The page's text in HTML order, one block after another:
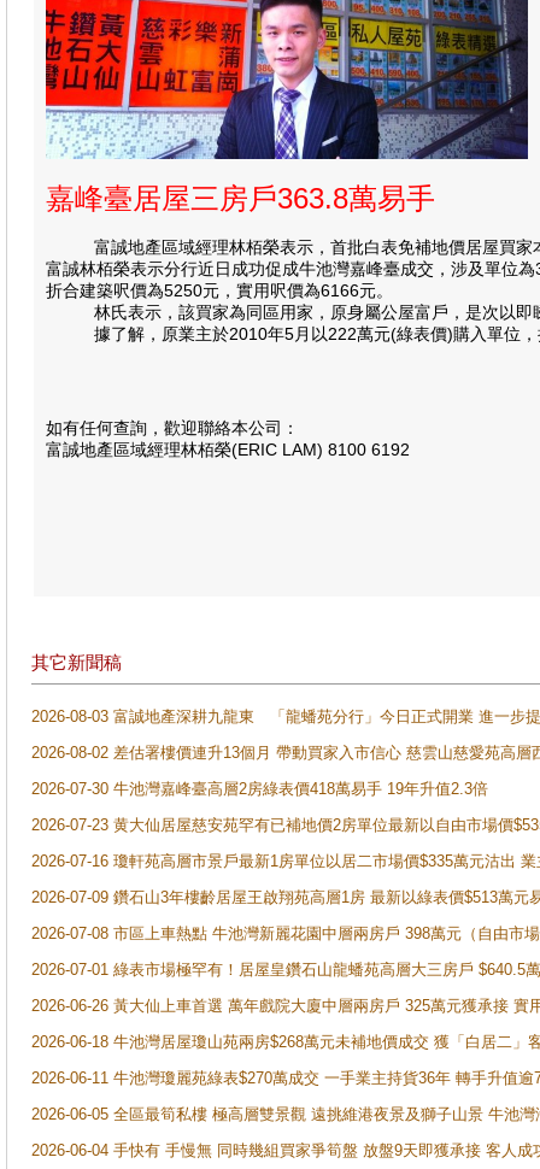
嘉峰臺居屋三房戶363.8萬易手
富誠地產區域經理林栢榮表示，首批白表免補地價居屋買家
富誠林栢榮表示分行近日成功促成牛池灣嘉峰臺成交，涉及單位
折合建築呎價為5250元，實用呎價為6166元。
林氏表示，該買家為同區用家，原身屬公屋富戶，是次以即睇
據了解，原業主於2010年5月以222萬元(綠表價)購入單位，
如有任何查詢，歡迎聯絡本公司：
富誠地產區域經理林栢榮(ERIC LAM) 8100 6192
其它新聞稿
2026-08-03 富誠地產深耕九龍東 「龍蟠苑分行」今日正式開業 進一步
2026-08-02 差估署樓價連升13個月 帶動買家入市信心 慈雲山慈愛苑高層
2026-07-30 牛池灣嘉峰臺高層2房綠表價418萬易手 19年升值2.3倍
2026-07-23 黄大仙居屋慈安苑罕有已補地價2房單位最新以自由市場價
2026-07-16 瓊軒苑高層市景戶最新1房單位以居二市場價$335萬元沽出
2026-07-09 鑽石山3年樓齡居屋王啟翔苑高層1房 最新以綠表價$513萬元
2026-07-08 市區上車熱點 牛池灣新麗花園中層兩房戶 398萬元（自由市
2026-07-01 綠表市場極罕有！居屋皇鑽石山龍蟠苑高層大三房戶
2026-06-26 黃大仙上車首選 萬年戲院大廈中層兩房戶 325萬元獲承接 實
2026-06-18 牛池灣居屋瓊山苑兩房$268萬元未補地價成交 獲「白居二」
2026-06-11 牛池灣瓊麗苑綠表$270萬成交 一手業主持貨36年 轉手升值逾
2026-06-05 全區最筍私樓 極高層雙景觀 遠挑維港夜景及獅子山景 牛池
2026-06-04 手快有 手慢無 同時幾組買家爭筍盤 放盤9天即獲承接 客人